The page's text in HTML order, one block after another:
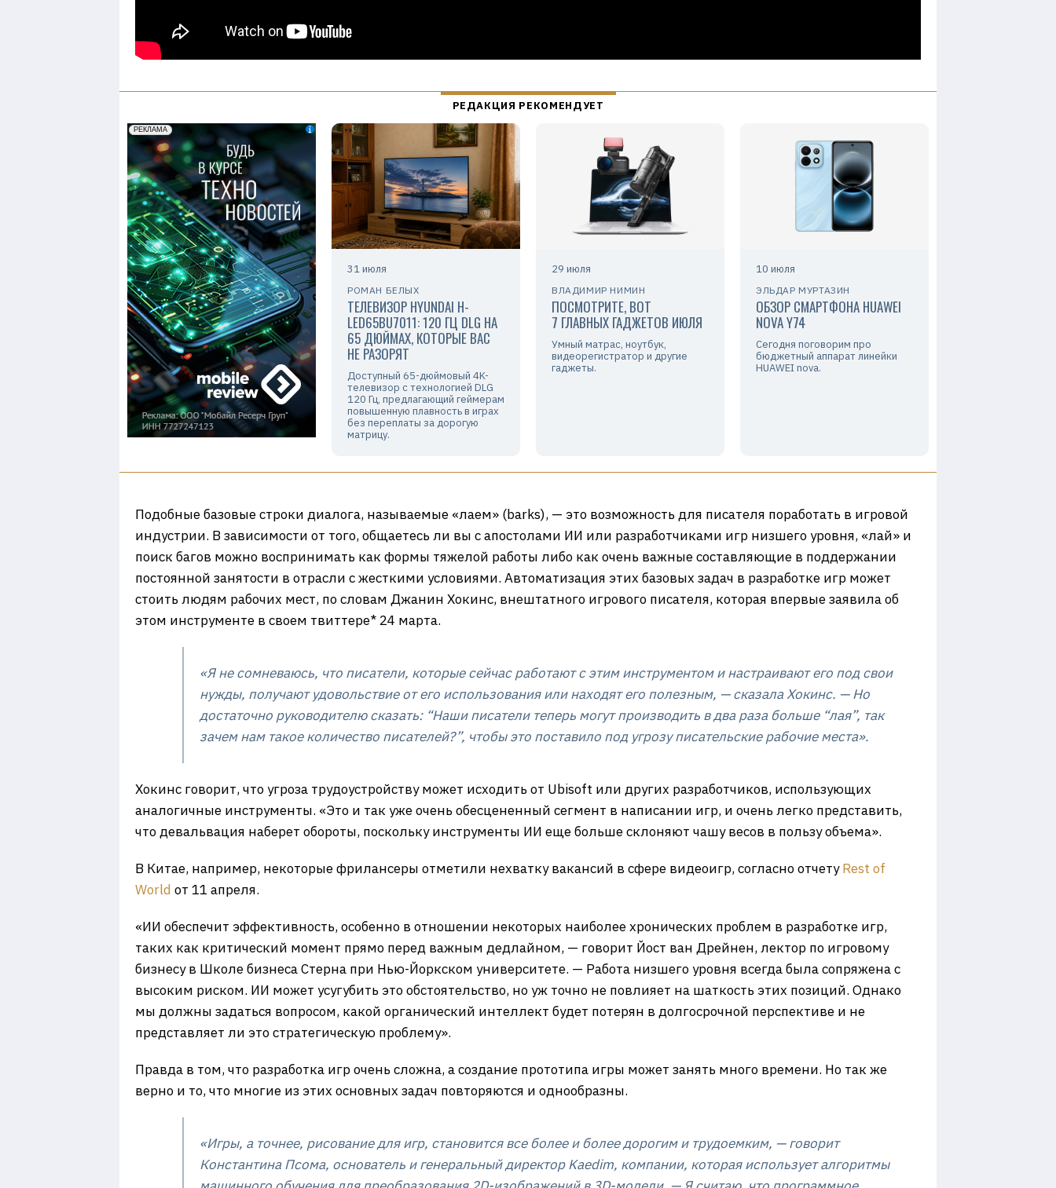
31 июля
РОМАН БЕЛЫХ
ТЕЛЕВИЗОР HYUNDAI H-
LED65BU7011: 120 ГЦ DLG НА
65 ДЮЙМАХ, КОТОРЫЕ ВАС
НЕ РАЗОРЯТ
Доступный 65-дюймовый 4K-
телевизор с технологией DLG
120 Гц, предлагающий геймерам
повышенную плавность в играх
без переплаты за дорогую
матрицу.
29 июля
ВЛАДИМИР НИМИН
ПОСМОТРИТЕ, ВОТ
7 ГЛАВНЫХ ГАДЖЕТОВ ИЮЛЯ
Умный матрас, ноутбук,
видеорегистратор и другие
гаджеты.
10 июля
ЭЛЬДАР МУРТАЗИН
ОБЗОР СМАРТФОНА HUAWEI
NOVA Y74
Сегодня поговорим про
бюджетный аппарат линейки
HUAWEI nova.
Подобные базовые строки диалога, называемые «лаем» (barks), — это возможность для писателя поработать в игровой
индустрии. В зависимости от того, общаетесь ли вы с апостолами ИИ или разработчиками игр низшего уровня, «лай» и
поиск багов можно воспринимать как формы тяжелой работы либо как очень важные составляющие в поддержании
постоянной занятости в отрасли с жесткими условиями. Автоматизация этих базовых задач в разработке игр может
стоить людям рабочих мест, по словам Джанин Хокинс, внештатного игрового писателя, которая впервые заявила об
этом инструменте в своем твиттере* 24 марта.
«Я не сомневаюсь, что писатели, которые сейчас работают с этим инструментом и настраивают его под свои
нужды, получают удовольствие от его использования или находят его полезным, — сказала Хокинс. — Но
достаточно руководителю сказать: “Наши писатели теперь могут производить в два раза больше “лая”, так
зачем нам такое количество писателей?”, чтобы это поставило под угрозу писательские рабочие места».
Хокинс говорит, что угроза трудоустройству может исходить от Ubisoft или других разработчиков, использующих
аналогичные инструменты. «Это и так уже очень обесцененный сегмент в написании игр, и очень легко представить,
что девальвация наберет обороты, поскольку инструменты ИИ еще больше склоняют чашу весов в пользу объема».
В Китае, например, некоторые фрилансеры отметили нехватку вакансий в сфере видеоигр, согласно отчетуRest of
World от 11 апреля.
«ИИ обеспечит эффективность, особенно в отношении некоторых наиболее хронических проблем в разработке игр,
таких как критический момент прямо перед важным дедлайном, — говорит Йост ван Дрейнен, лектор по игровому
бизнесу в Школе бизнеса Стерна при Нью-Йоркском университете. — Работа низшего уровня всегда была сопряжена с
высоким риском. ИИ может усугубить это обстоятельство, но уж точно не повлияет на шаткость этих позиций. Однако
мы должны задаться вопросом, какой органический интеллект будет потерян в долгосрочной перспективе и не
представляет ли это стратегическую проблему».
Правда в том, что разработка игр очень сложна, а создание прототипа игры может занять много времени. Но так же
верно и то, что многие из этих основных задач повторяются и однообразны.
«Игры, а точнее, рисование для игр, становится все более и более дорогим и трудоемким, — говорит
Константина Псома, основатель и генеральный директор Kaedim, компании, которая использует алгоритмы